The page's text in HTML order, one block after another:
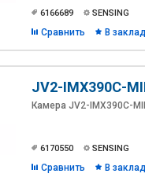
6166689 SENSING
Сравнить В
JV2-IMX390C-
Камера JV2-IMX390C-
6170550 SENSING
Сравнить В